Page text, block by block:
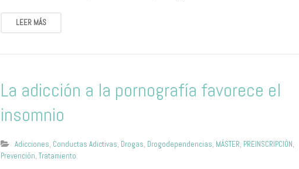
LEER MÁS
La adicción a la pornografía favorece el
insomnio
Adicciones, Conductas Adictivas, Drogas, Drogodependencias, MÁSTER, PREINSCRIPCIÓN,
Prevención,Tratamiento